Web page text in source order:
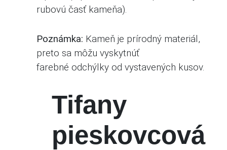
rubovú časť kameňa).
Poznámka: Kameň je prírodný materiál,
preto sa môžu vyskytnúť
farebné odchýlky od vystavených kusov.
Tifany
pieskovcová